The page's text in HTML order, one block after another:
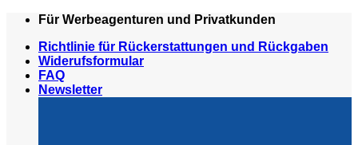
Zum
springen
Für Werbeagenturen und Privatkunden
Richtlinie für Rückerstattungen und Rückgaben
Widerufsformular
FAQ
Newsletter